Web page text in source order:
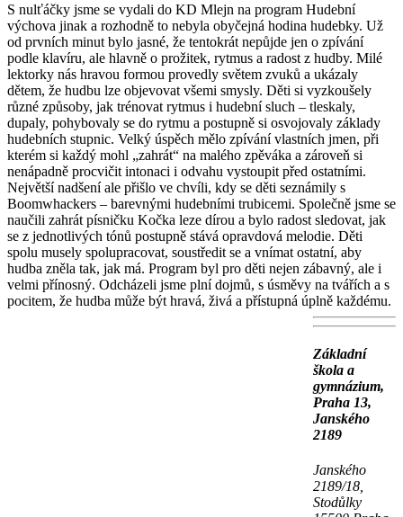
S nulťáčky jsme se vydali do KD Mlejn na program Hudební
výchova jinak a rozhodně to nebyla obyčejná hodina hudebky. Už
od prvních minut bylo jasné, že tentokrát nepůjde jen o zpívání
podle klavíru, ale hlavně o prožitek, rytmus a radost z hudby. Milé
lektorky nás hravou formou provedly světem zvuků a ukázaly
dětem, že hudbu lze objevovat všemi smysly. Děti si vyzkoušely
různé způsoby, jak trénovat rytmus i hudební sluch – tleskaly,
dupaly, pohybovaly se do rytmu a postupně si osvojovaly základy
hudebních stupnic. Velký úspěch mělo zpívání vlastních jmen, při
kterém si každý mohl „zahrát“ na malého zpěváka a zároveň si
nenápadně procvičit intonaci i odvahu vystoupit před ostatními.
Největší nadšení ale přišlo ve chvíli, kdy se děti seznámily s
Boomwhackers – barevnými hudebními trubicemi. Společně jsme se
naučili zahrát písničku Kočka leze dírou a bylo radost sledovat, jak
se z jednotlivých tónů postupně stává opravdová melodie. Děti
spolu musely spolupracovat, soustředit se a vnímat ostatní, aby
hudba zněla tak, jak má. Program byl pro děti nejen zábavný, ale i
velmi přínosný. Odcházeli jsme plní dojmů, s úsměvy na tvářích a s
pocitem, že hudba může být hravá, živá a přístupná úplně každému.
Základní
škola a
gymnázium,
Praha 13,
Janského
2189
Janského
2189/18,
Stodůlky